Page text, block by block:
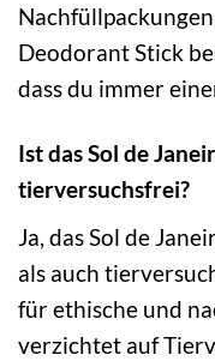
Deodorant Stick
dass du immer
Ist das Sol de
tierversuchsfrei?
Ja, das Sol de
als auch
für ethische und
verzichtet auf